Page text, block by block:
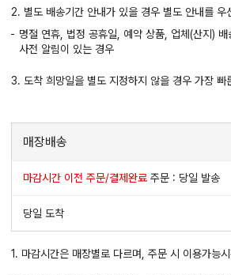
2. 별도 배송기간 안내가 있을 경우 별도 안내를 우
명절 연휴, 법정 공휴일, 예약 상품, 업체(산지)
사전 알림이 있는 경우
3. 도착 희망일을 별도 지정하지 않을 경우 가장 빠
매장배송
마감시간 이전 주문/결제완료 주문 : 당일 발송
당일 도착
1. 마감시간은 매장별로 다르며, 주문 시 이용가능